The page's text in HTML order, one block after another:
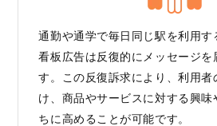
通勤や通学で毎日同じ駅を利用す
看板広告は反復的にメッセージを
す。この反復訴求により、利用者
け、商品やサービスに対する興味
ちに高めることが可能です。